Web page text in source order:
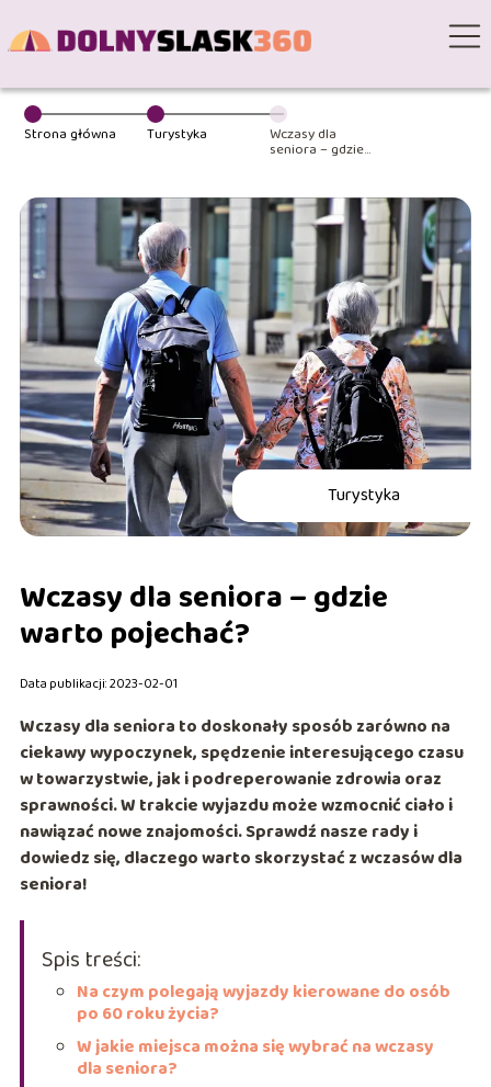
Strona główna Turystyka Wczasy dla
seniora – gdzie
Turystyka
Wczasy dla seniora – gdzie
warto pojechać?
Data publikacji: 2023-02-01
Wczasy dla seniora to doskonały sposób zarówno na
ciekawy wypoczynek, spędzenie interesującego czasu
w towarzystwie, jak i podreperowanie zdrowia oraz
sprawności. W trakcie wyjazdu może wzmocnić ciało i
nawiązać nowe znajomości. Sprawdź nasze rady i
dowiedz się, dlaczego warto skorzystać z wczasów dla
seniora!
Spis treści:
Na czym polegają wyjazdy kierowane do osób
po 60 roku życia?
W jakie miejsca można się wybrać na wczasy
dla seniora?